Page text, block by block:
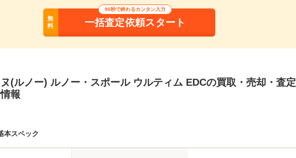
無
料
90秒で終わるカンタン入力
一括査定依頼スタート
(ルノー) ルノー・スポール ウルティム EDCの買取・売却・査定
報
本スペック